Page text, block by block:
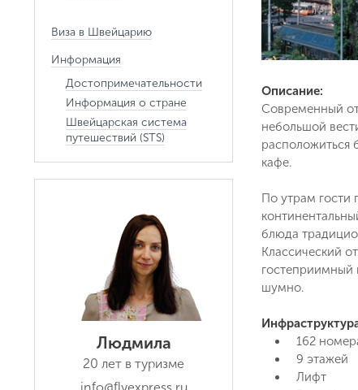
Виза в Швейцарию
Информация
Достопримечательности
Информация о стране
Швейцарская система
путешествий (STS)
Людмила
20 лет в туризме
Описание:
Современный
небольшой
расположиться
кафе.
По утрам гости
блюда
Классический
гостеприимный
шумно.
162
9 этажей
Лифт